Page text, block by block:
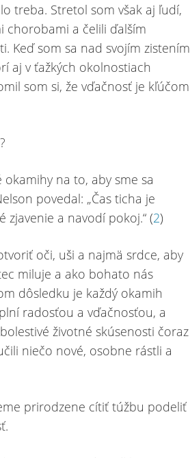
treba. Stretol som však aj ľudí,
chorobami a čelili ďalším
Keď som sa nad svojím zistením
aj v ťažkých okolnostiach
som si, že vďačnosť je kľúčom
na to, aby sme sa
povedal: „Čas ticha je
zjavenie a navodí pokoj.“ (2)
oči, uši a najmä srdce, aby
miluje a ako bohato nás
dôsledku je každý okamih
radosťou a vďačnosťou, a
životné skúsenosti čoraz
niečo nové, osobne rástli a
prirodzene cítiť túžbu podeliť